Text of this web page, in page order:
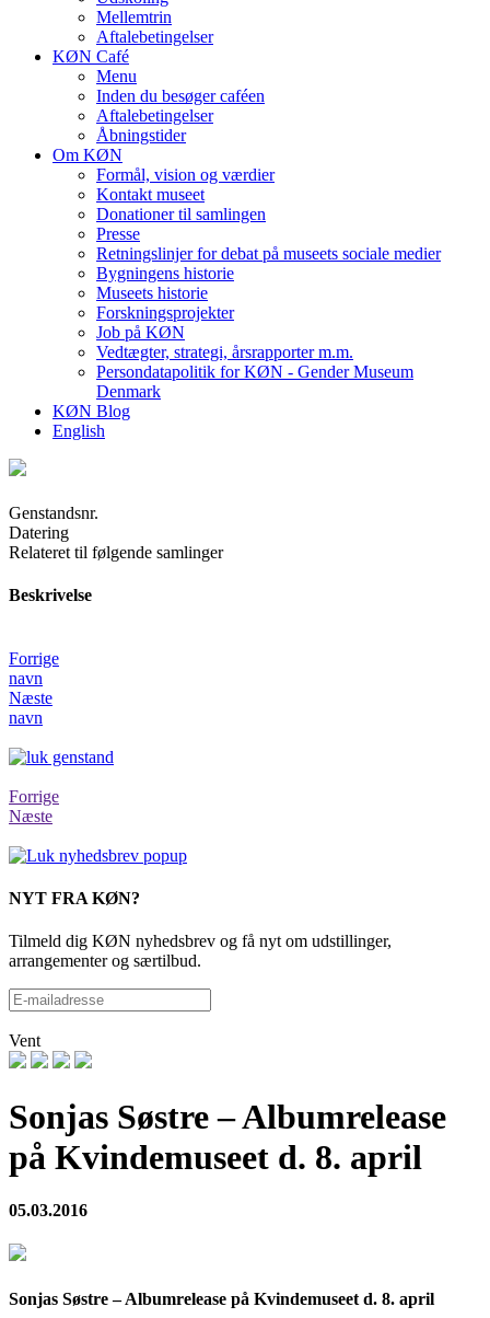
Mellemtrin
Aftalebetingelser
KØN Café
Menu
Inden du besøger caféen
Aftalebetingelser
Åbningstider
Om KØN
Formål, vision og værdier
Kontakt museet
Donationer til samlingen
Presse
Retningslinjer for debat på museets sociale medier
Bygningens historie
Museets historie
Forskningsprojekter
Job på KØN
Vedtægter, strategi, årsrapporter m.m.
Persondatapolitik for KØN - Gender Museum
Denmark
KØN Blog
English
Genstandsnr.
Datering
Relateret til følgende samlinger
Beskrivelse
Forrige
navn
Næste
navn
Forrige
Næste
NYT FRA KØN?
Tilmeld dig KØN nyhedsbrev og få nyt om udstillinger,
arrangementer og særtilbud.
Vent
Sonjas Søstre – Albumrelease
på Kvindemuseet d. 8. april
05.03.2016
Sonjas Søstre – Albumrelease på Kvindemuseet d. 8. april